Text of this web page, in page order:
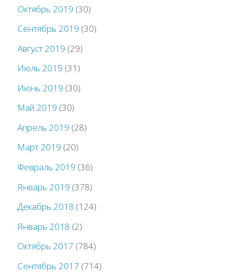
Октябрь 2019 (30)
Сентябрь 2019 (30)
Август 2019 (29)
Июль 2019 (31)
Июнь 2019 (30)
Май 2019 (30)
Апрель 2019 (28)
Март 2019 (20)
Февраль 2019 (36)
Январь 2019 (378)
Декабрь 2018 (124)
Январь 2018 (2)
Октябрь 2017 (784)
Сентябрь 2017 (714)